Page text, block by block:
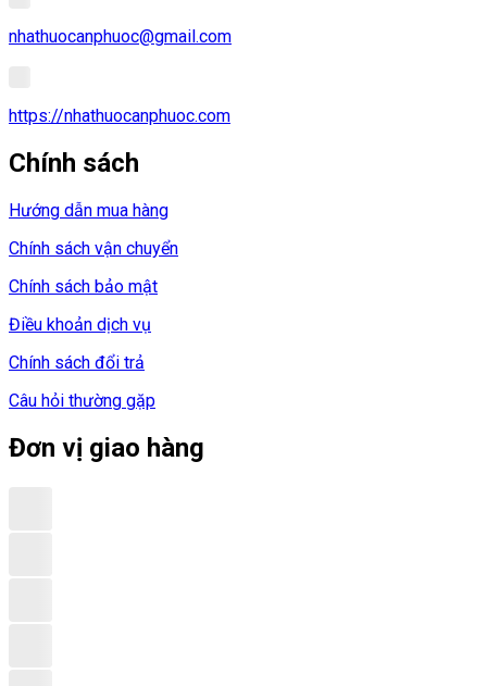
nhathuocanphuoc@gmail.com
https://nhathuocanphuoc.com
Chính sách
Hướng dẫn mua hàng
Chính sách vận chuyển
Chính sách bảo mật
Điều khoản dịch vụ
Chính sách đổi trả
Câu hỏi thường gặp
Đơn vị giao hàng